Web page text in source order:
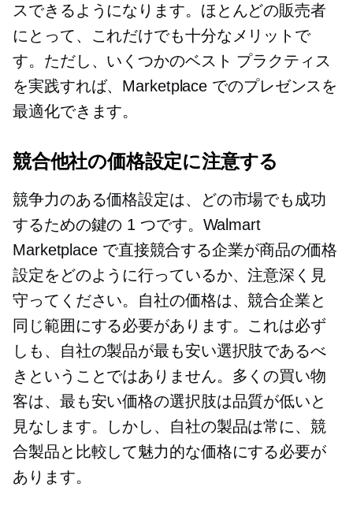
スできるようになります。ほとんどの販売者
にとって、これだけでも十分なメリットで
す。ただし、いくつかのベスト プラクティス
を実践すれば、Marketplace でのプレゼンスを
最適化できます。
競合他社の価格設定に注意する
競争力のある価格設定は、どの市場でも成功
するための鍵の 1 つです。Walmart
Marketplace で直接競合する企業が商品の価格
設定をどのように行っているか、注意深く見
守ってください。自社の価格は、競合企業と
同じ範囲にする必要があります。これは必ず
しも、自社の製品が最も安い選択肢であるべ
きということではありません。多くの買い物
客は、最も安い価格の選択肢は品質が低いと
見なします。しかし、自社の製品は常に、競
合製品と比較して魅力的な価格にする必要が
あります。